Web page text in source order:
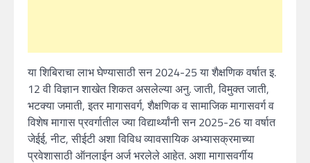
या शिबिराचा लाभ घेण्यासाठी सन 2024-25 या शैक्षणिक वर्षात इ.
12 वी विज्ञान शाखेत शिकत असलेल्या अनु. जाती, विमुक्त जाती,
भटक्या जमाती, इतर मागासवर्ग, शैक्षणिक व सामाजिक मागासवर्ग व
विशेष मागास प्रवर्गातील ज्या विद्यार्थ्यांनी सन 2025-26 या वर्षात
जेईई, नीट, सीईटी अशा विविध व्यावसायिक अभ्यासक्रमाच्या
प्रवेशासाठी ऑनलाईन अर्ज भरलेले आहेत. अशा मागासवर्गीय